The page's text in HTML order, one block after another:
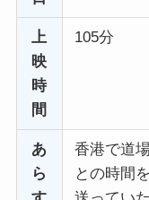
上
映
時
間
105分
あ
ら
香港で道
との時間